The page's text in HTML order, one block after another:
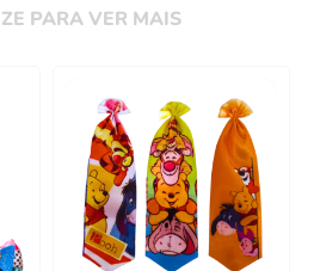
PARA VER MAIS
lançada com
sucesso!